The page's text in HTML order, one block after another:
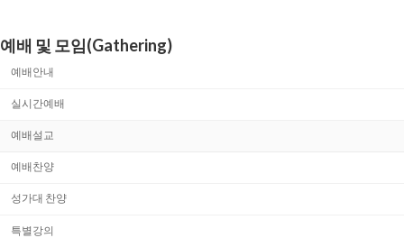
예배 및 모임(Gathering)
예배안내
실시간예배
예배설교
예배찬양
성가대 찬양
특별강의